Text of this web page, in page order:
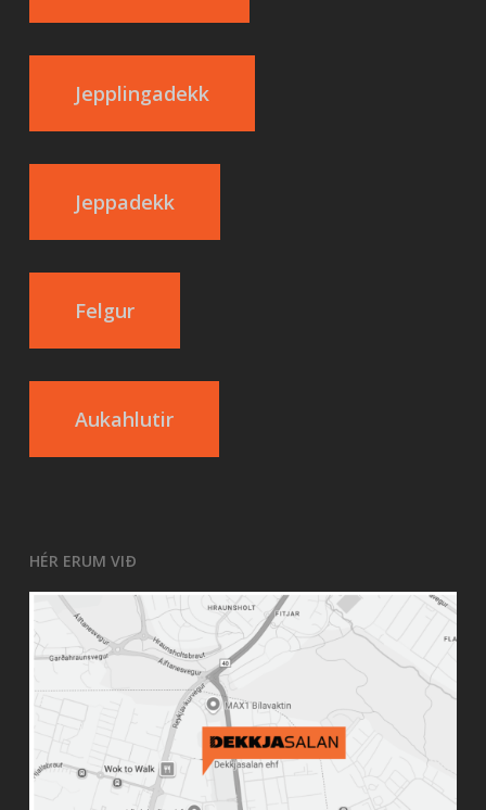
Jepplingadekk
Jeppadekk
Felgur
Aukahlutir
HÉR ERUM VIÐ